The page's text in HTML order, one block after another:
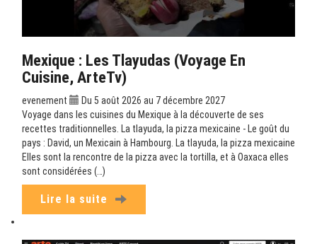
Mexique : Les Tlayudas (Voyage En
Cuisine, ArteTv)
evenement
Du 5 août 2026 au 7 décembre 2027
Voyage dans les cuisines du Mexique à la découverte de ses
recettes traditionnelles. La tlayuda, la pizza mexicaine - Le goût du
pays : David, un Mexicain à Hambourg. La tlayuda, la pizza mexicaine
Elles sont la rencontre de la pizza avec la tortilla, et à Oaxaca elles
sont considérées (…)
Lire la suite